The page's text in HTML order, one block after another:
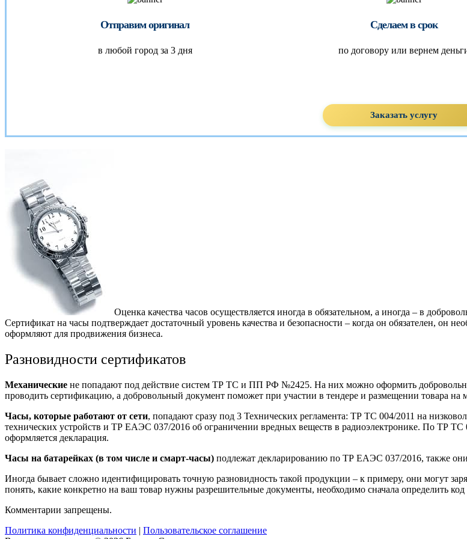
Отправим оригинал
в любой город за 3 дня
Сделаем в срок
по договору или вернем
Заказать услугу
Оценка качества часов осуществляется иногда в обязательном, а иногда – в
Сертификат на часы подтверждает достаточный уровень качества и безопасности – когда он обязателен, он
оформляют для продвижения бизнеса.
Разновидности сертификатов
Механические не попадают под действие систем ТР ТС и ПП РФ №2425. На них можно оформить
проводить сертификацию, а добровольный документ поможет при участии в тендере и размещении товара на
Часы, которые работают от сети, попадают сразу под 3 Технических регламента: ТР ТС 004/2011 на
технических устройств и ТР ЕАЭС 037/2016 об ограничении вредных веществ в радиоэлектронике. По ТР
оформляется декларация.
Часы на батарейках (в том числе и смарт-часы) подлежат декларированию по ТР ЕАЭС 037/2016, также
Иногда бывает сложно идентифицировать точную разновидность такой продукции – к примеру, они могут
понять, какие конкретно на ваш товар нужны разрешительные документы, необходимо сначала определить
Комментарии запрещены.
Политика конфиденциальности | Пользовательское соглашение